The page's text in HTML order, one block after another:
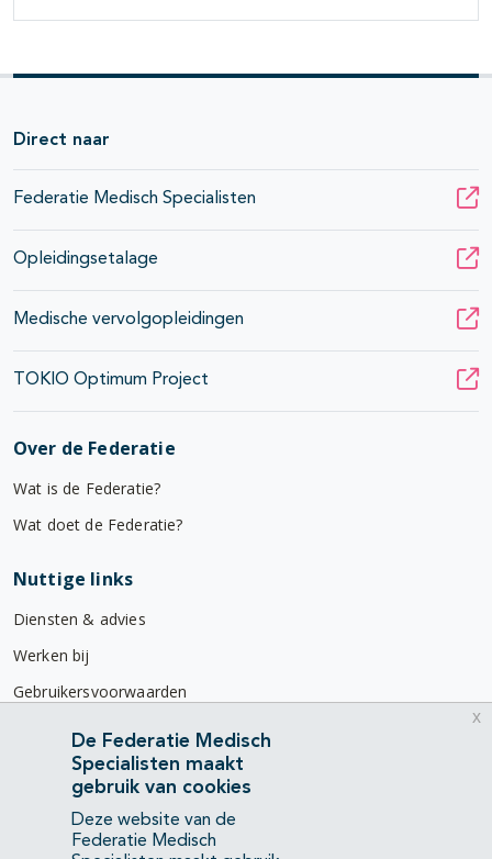
open- en dichtklappen
open- en dichtklappen
open- en dichtklappen
Direct naar
Federatie Medisch Specialisten
Opleidingsetalage
Medische vervolgopleidingen
TOKIO Optimum Project
Over de Federatie
Wat is de Federatie?
Wat doet de Federatie?
Nuttige links
Diensten & advies
Werken bij
Gebruikersvoorwaarden
Privacyverklaring
Contact
Mercatorlaan 1200
3528 BL Utrecht
De Federatie Medisch
Specialisten maakt
gebruik van cookies
Deze website van de
Federatie Medisch
x